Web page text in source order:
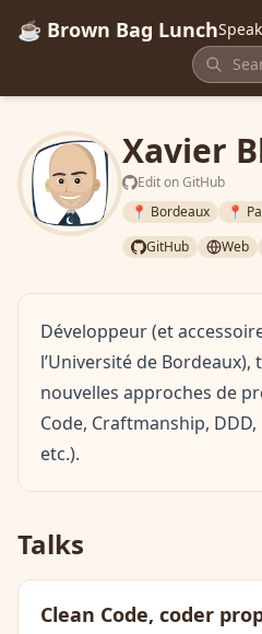
☕ Brown Bag Lunch
Xavier
Edit on GitHub
📍 Bordeaux
📍
GitHub
Web
Développeur (et
l’Université de
nouvelles approches de
Code, Craftmanship,
etc.).
Talks
Clean Code, coder